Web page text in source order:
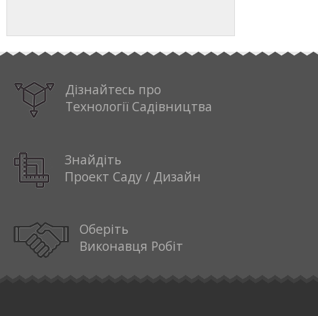
Дізнайтесь про
Технології Садівництва
Знайдіть
Проект Саду / Дизайн
Оберіть
Виконавця Робіт